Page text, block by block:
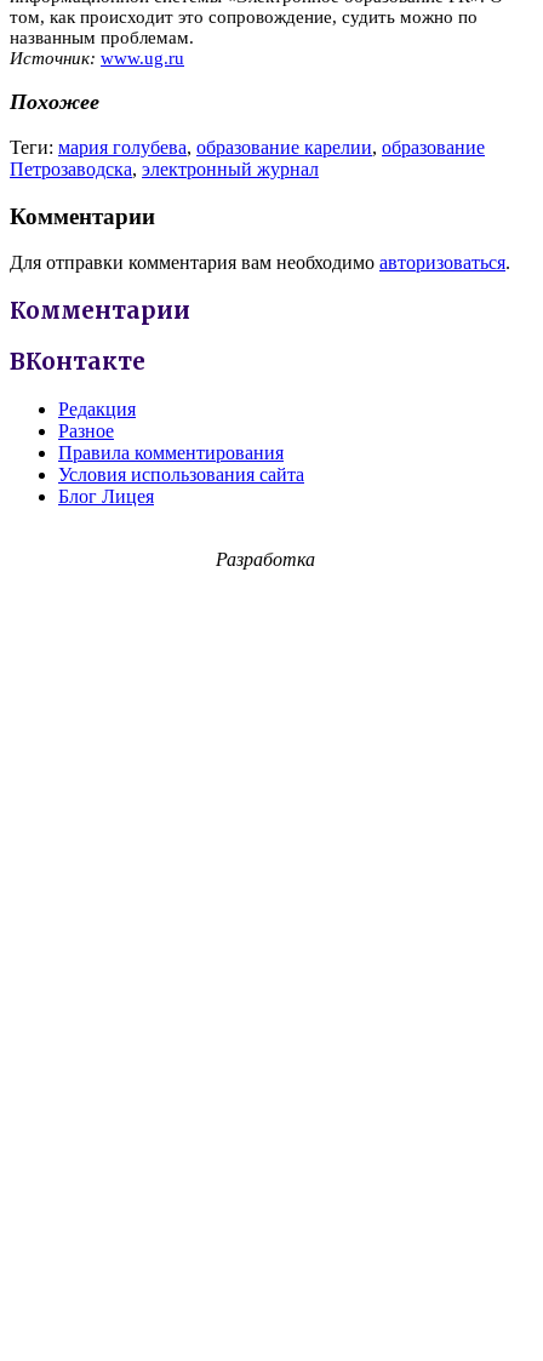
том, как происходит это сопровождение, судить можно по
названным проблемам.
Источник: www.ug.ru
Похожее
Теги: мария голубева, образование карелии, образование
Петрозаводска, электронный журнал
Комментарии
Для отправки комментария вам необходимо авторизоваться.
Комментарии
ВКонтакте
Редакция
Разное
Правила комментирования
Условия использования сайта
Блог Лицея
Разработка